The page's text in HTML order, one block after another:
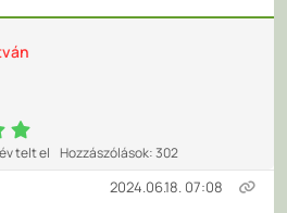
telt el Hozzászólások: 302
2024.06.18. 07:08